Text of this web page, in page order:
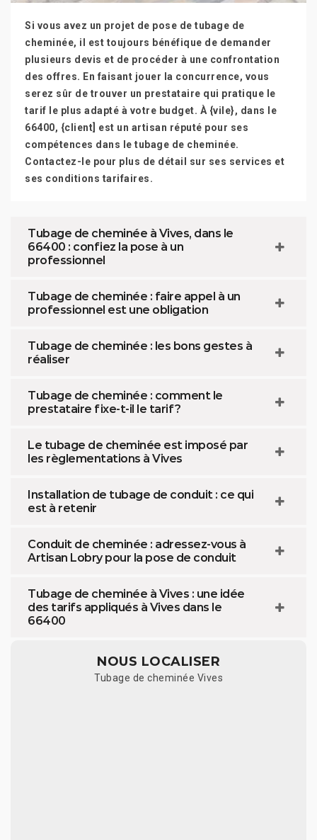
Si vous avez un projet de pose de tubage de
cheminée, il est toujours bénéfique de demander
plusieurs devis et de procéder à une confrontation
des offres. En faisant jouer la concurrence, vous
serez sûr de trouver un prestataire qui pratique le
tarif le plus adapté à votre budget. À {vile}, dans le
66400, {client] est un artisan réputé pour ses
compétences dans le tubage de cheminée.
Contactez-le pour plus de détail sur ses services et
ses conditions tarifaires.
Tubage de cheminée à Vives, dans le
66400 : confiez la pose à un
professionnel
Tubage de cheminée : faire appel à un
professionnel est une obligation
Tubage de cheminée : les bons gestes à
réaliser
Tubage de cheminée : comment le
prestataire fixe-t-il le tarif ?
Le tubage de cheminée est imposé par
les règlementations à Vives
Installation de tubage de conduit : ce qui
est à retenir
Conduit de cheminée : adressez-vous à
Artisan Lobry pour la pose de conduit
Tubage de cheminée à Vives : une idée
des tarifs appliqués à Vives dans le
66400
NOUS LOCALISER
Tubage de cheminée Vives